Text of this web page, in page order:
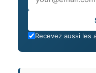
Recevez aussi les